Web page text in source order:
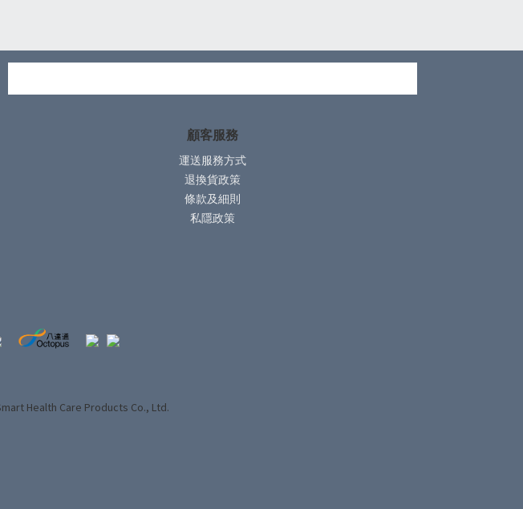
顧客服務
運送服務方式
退換貨政策
條款及細則
私隱政策
Health Care Products Co., Ltd.